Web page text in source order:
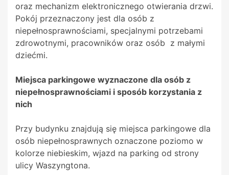
oraz mechanizm elektronicznego otwierania drzwi.
Pokój przeznaczony jest dla osób z
niepełnosprawnościami, specjalnymi potrzebami
zdrowotnymi, pracowników oraz osób z małymi
dziećmi.
Miejsca parkingowe wyznaczone dla osób z
niepełnosprawnościami i sposób korzystania z
nich
Przy budynku znajdują się miejsca parkingowe dla
osób niepełnosprawnych oznaczone poziomo w
kolorze niebieskim, wjazd na parking od strony
ulicy Waszyngtona.